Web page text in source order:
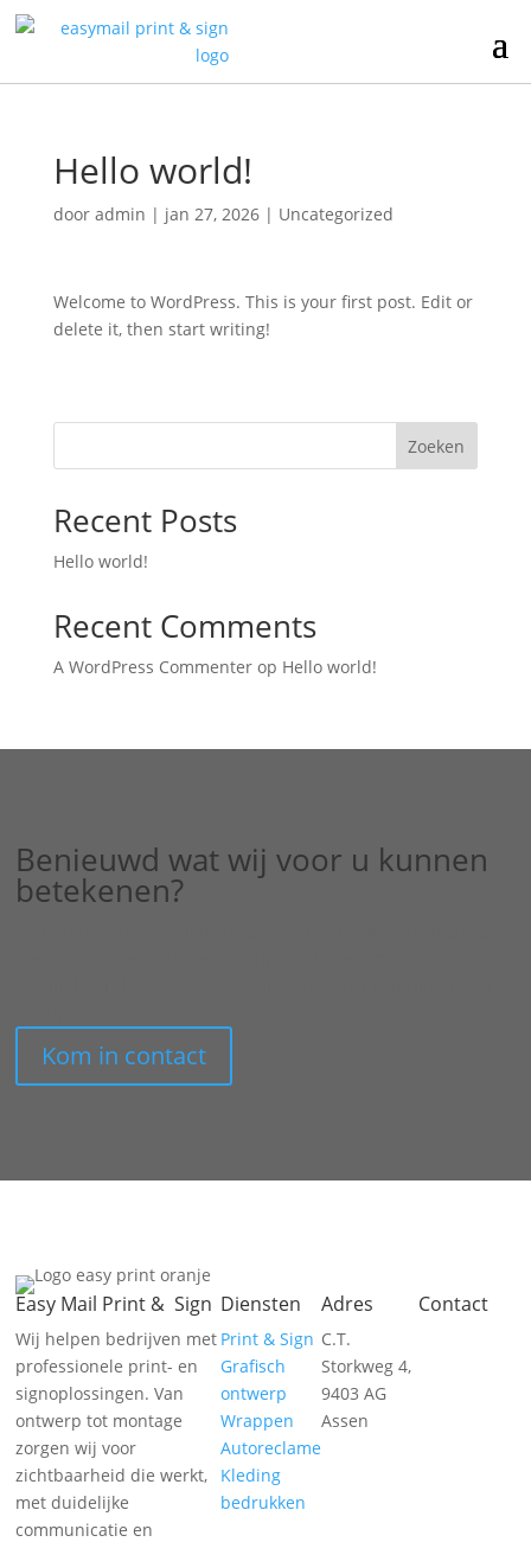
Hello world!
door admin | jan 27, 2026| Uncategorized
Welcome to WordPress. This is your first post. Edit or
delete it, then start writing!
Zoeken
Recent Posts
Hello world!
Recent Comments
A WordPress Commenterop Hello world!
Benieuwd wat wij voor u kunnen
betekenen?
Kom in contact
Easy Mail Print & Sign
Wij helpen bedrijven met
professionele print- en
signoplossingen. Van
ontwerp tot montage
zorgen wij voor
zichtbaarheid die werkt,
met duidelijke
communicatie en
Diensten
Print & Sign
Grafisch
ontwerp
Wrappen
Autoreclame
Kleding
bedrukken
Adres
C.T.
Storkweg 4,
9403 AG
Assen
Contact